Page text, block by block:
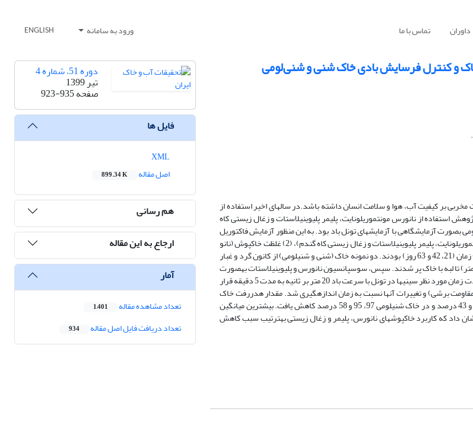
داوران تماس با ما ورود به سامانه ENGLISH
و کنترل فرسایش بادی خاک شنی و شنی‌لومی
بر کیفیت آب، هوا و سلامت انسان داشته باشد.در سال­های اخیر استفاده از
از نانورس مونت­موریلونایت، پلیمر پلی­وینیل­استات و زغال زیستی کاه
آزمایشگاهی با آزمایش­های تونل باد بود. به این منظور آزمایش فاکتوریل
به­صورت طرح کاملاً تصادفی در سه تکرار اجرا شد. فاکتورها شامل (1) نوع خاکپوش (نانورس مونت­موریلونایت، پلیمر پلی­وینیل­استات و زغال زیستی کاه گندم)، (2) غلظت خاکپوش (نانو
رس: 0، 16 و 32 ، پلیمر پلی­وینیل­استات: 0، 8 و 16 و زغال زیستی: 0، 65 و 200 گرم بر متر مربع) و (3) زمان (21، 42 و 63 روز) بودند. دو نمونه خاک (شنی و شنی­لومی) از کانون گرد و غبار
(کانون شماره 4) نمونه­برداری شد. سینی­های آزمایش (با ابعاد 50، 300 و 500 میلی­متر) تا لبه با خاک­ پر شدند. سپس، سوسپانسیون نانو­رس و پلی­وینیل­استات به­صورت
یکنواخت روی خاک اسپری شد. بیوچار نیز به­صورت یکنواخت با خاک­ها مخلوط شد. پس از گذشت مدت زمان مورد نظر سینی­ها در تونل با سرعت باد 20 متر بر ثانیه به مدت 5 دقیقه قرار
برشی) و تغییرات آن­ها نسبت به زمان اندازه­گیری شد. مقدار هدررفت خاک
در زمان اول در خاک شنی در تیمار نانورس، پلیمر و زغال زیستی نسبت به شاهد به­ترتیب 98، 97 و 43 درصد و در خاک شنی­لومی 97، 95 و 58 درصد کاهش یافت. بیشترین میانگین
داد که کاربرد خاک­پوش­های نانورس، پلیمر و زغال زیستی به­ترتیب سبب کاهش
دوره 51، شماره 4
تیر 1399
صفحه923-935
فایل ها
اصل مقاله
899.34 K
هم رسانی
ارجاع به این مقاله
آمار
تعداد مشاهده مقاله 1,401
تعداد دریافت فایل اصل مقاله 934